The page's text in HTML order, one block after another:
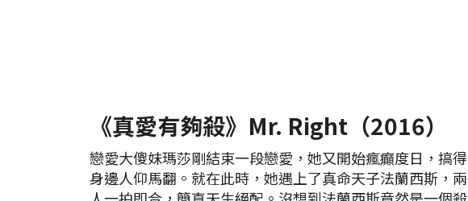
《真愛有夠殺》Mr. Right（2016）
戀愛大傻妹瑪莎剛結束一段戀愛，她又開始瘋癲度日，搞得
身邊人仰馬翻。就在此時，她遇上了真命天子法蘭西斯，兩